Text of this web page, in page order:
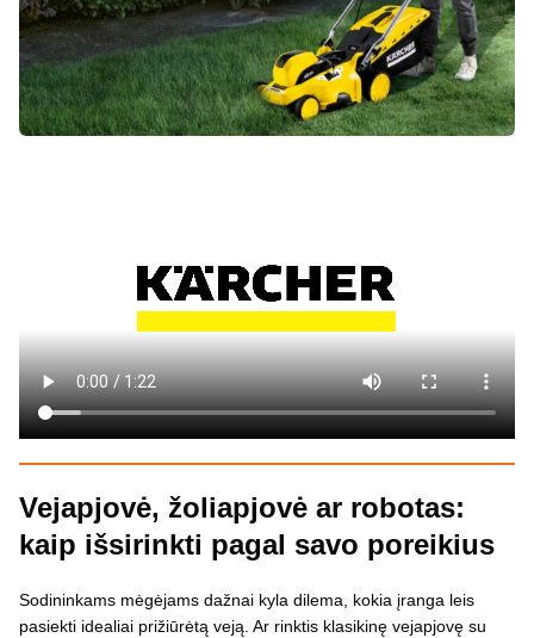
Vejapjovė, žoliapjovė ar robotas:
kaip išsirinkti pagal savo poreikius
Sodininkams mėgėjams dažnai kyla dilema, kokia įranga leis
pasiekti idealiai prižiūrėtą veją. Ar rinktis klasikinę vejapjovę su